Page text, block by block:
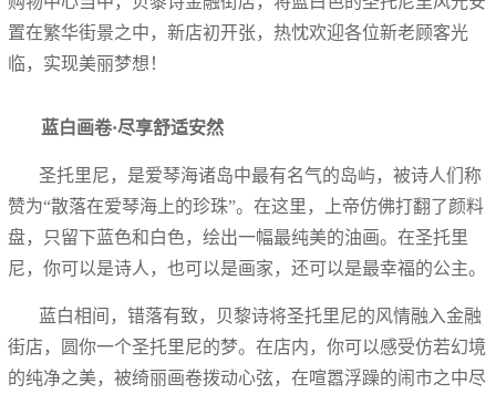
置在繁华街景之中，新店初开张，热忱欢迎各位新老顾客光
临，实现美丽梦想！
蓝白画卷·尽享舒适安然
圣托里尼 ，是爱琴海诸岛中最有名气的岛屿，被诗人们称
赞为“散落在爱琴海上的珍珠”。在这里，上帝仿佛打翻了颜料
盘，只留下蓝色和白色，绘出一幅最纯美的油画。在圣托里
尼，你可以是诗人，也可以是画家，还可以是最幸福的公主。
蓝白相间，错落有致，贝黎诗将圣托里尼的风情融入金融
街店，
圆你一个圣托里尼的梦。在店内，你可以感受仿若幻境
的纯净之美，被绮丽画卷拨动心弦，在喧嚣浮躁的闹市之中尽